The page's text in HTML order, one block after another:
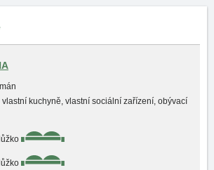
vlastní kuchyně, vlastní sociální zařízení, obývací